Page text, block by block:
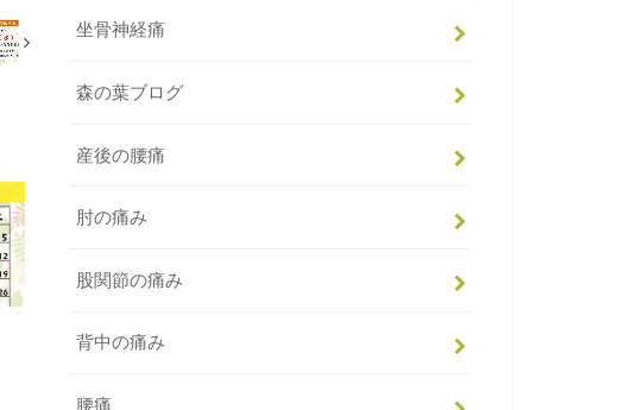
坐骨神経痛
森の葉ブログ
産後の腰痛
肘の痛み
股関節の痛み
背中の痛み
腰痛